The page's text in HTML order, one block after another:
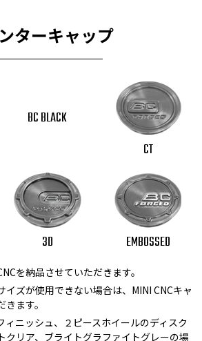
ターキャップ
BC BLACK
CT
3D EMBOSSED
を納品させていただきます。
ズが使用できない場合は、MINI CNCキャ
ます。
ニッシュ、２ピースホイールのディスク
クリア、ブライトグラファイトグレーの場